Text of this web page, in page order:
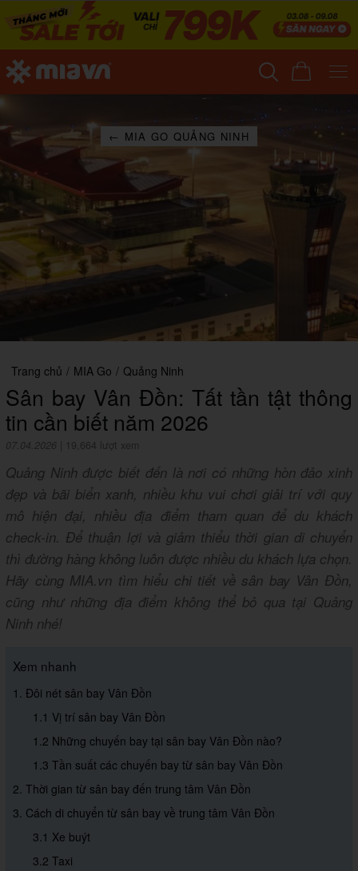
← MIA GO QUẢNG NINH
Trang chủ / MIA Go / Quảng Ninh
Sân bay Vân Đồn: Tất tần tật thông
tin cần biết năm 2026
07.04.2026 19,664 lượt xem
Quảng Ninh được biết đến là nơi có những hòn đảo xinh
đẹp và bãi biển xanh, nhiều khu vui chơi giải trí với quy
mô hiện đại, nhiều địa điểm tham quan để du khách
check-in. Để thuận lợi và giảm thiểu thời gian di chuyển
thì đường hàng không luôn được nhiều du khách lựa chọn.
Hãy cùng MIA.vn tìm hiểu chi tiết về sân bay Vân Đồn,
cũng như những địa điểm không thể bỏ qua tại Quảng
Ninh nhé!
Xem nhanh
1. Đôi nét sân bay Vân Đồn
1.1 Vị trí sân bay Vân Đồn
1.2 Những chuyến bay tại sân bay Vân Đồn nào?
1.3 Tần suất các chuyến bay từ sân bay Vân Đồn
2. Thời gian từ sân bay đến trung tâm Vân Đồn
3. Cách di chuyển từ sân bay về trung tâm Vân Đồn
3.1 Xe buýt
3.2 Taxi